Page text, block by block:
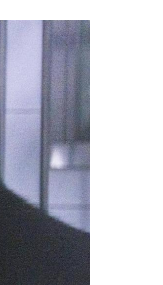
عربى
日本語
한국어
Deutsch
Português